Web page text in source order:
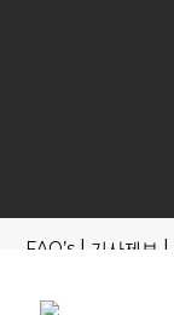
FAQ’s 기사제보